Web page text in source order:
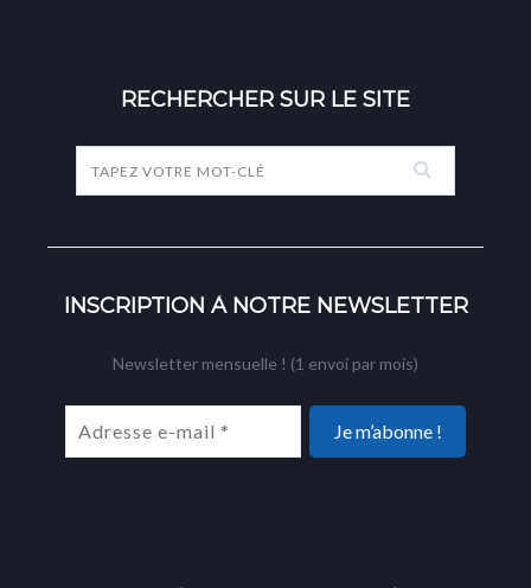
RECHERCHER SUR LE SITE
INSCRIPTION À NOTRE NEWSLETTER
Newsletter mensuelle ! (1 envoi par mois)